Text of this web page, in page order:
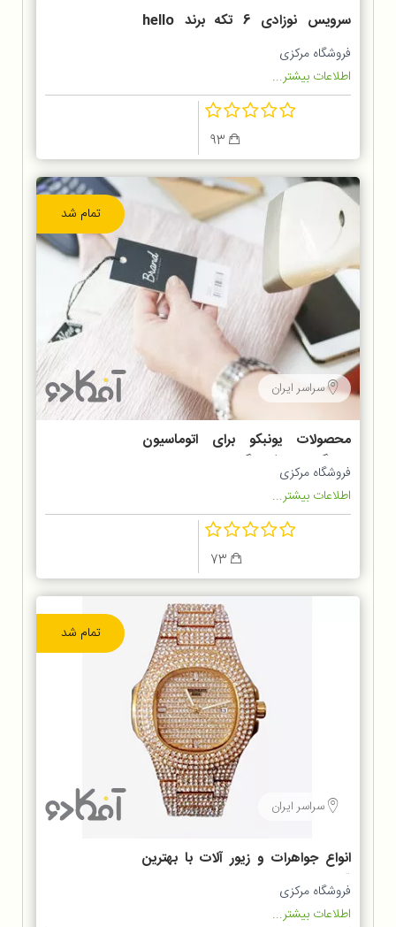
سرویس نوزادی 6 تکه برند hello
kitty
فروشگاه مرکزی
اطلاعات بیشتر...
تمام شد
سراسر ایران
محصولات یونبکو برای اتوماسیون
دستگاه های فروشگاهی
فروشگاه مرکزی
اطلاعات بیشتر...
تمام شد
سراسر ایران
انواع جواهرات و زیور آلات با بهترین
قیمت
فروشگاه مرکزی
اطلاعات بیشتر...